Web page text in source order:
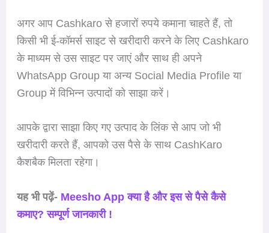
अगर आप Cashkaro से हजारों रुपये कमाना चाहते हैं, तो
किसी भी ई-कॉमर्स साइट से खरीदारी करने के लिए Cashkaro
के माध्यम से उस साइट पर जाएं और साथ ही अपने
WhatsApp Group या अन्य Social Media Profile या
Group में विभिन्न उत्पादों को साझा करें।
आपके द्वारा साझा किए गए उत्पाद के लिंक से आप जो भी
खरीदारी करते हैं, आपको उस पैसे के साथ CashKaro
कैशबैक मिलता रहेगा।
यह भी पढ़ें- Meesho App क्या है और इस से पैसे कैसे
कमाए? सम्पूर्ण जानकारी !